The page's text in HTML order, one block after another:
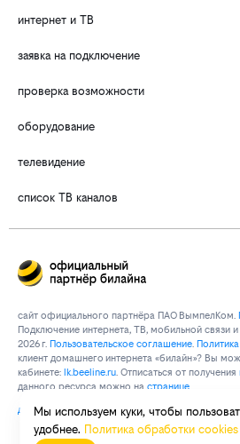
интернет и ТВ
заявка на подключение
проверка возможности
оборудование
телевидение
список ТВ каналов
сайт официального партнёра ПАО ВымпелКом.
Подключение интернета, ТВ, мобильной связи
2026 г. Пользовательское соглашение.
клиент домашнего интернета «билайн»? Вы
кaбинeтe: lk.bееlinе.ru. Отписаться от получения
данного ресурса можно на странице
договор об оказании услуг связи
Мы используем куки, чтобы
удобнее. Политика обработки cookies